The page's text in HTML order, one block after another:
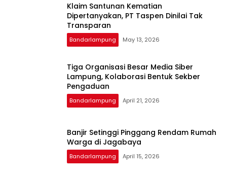
Klaim Santunan Kematian
Dipertanyakan, PT Taspen Dinilai Tak
Transparan
Bandarlampung May 13, 2026
Tiga Organisasi Besar Media Siber
Lampung, Kolaborasi Bentuk Sekber
Pengaduan
Bandarlampung April 21, 2026
Banjir Setinggi Pinggang Rendam Rumah
Warga di Jagabaya
Bandarlampung April 15, 2026